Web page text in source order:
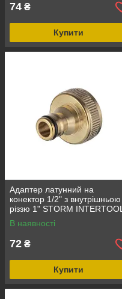
74 ₴
Купити
Адаптер латунний на
конектор 1/2" з внутрішньою
різзю 1" STORM INTERTOOL
GE-1212
В наявності
72 ₴
Купити